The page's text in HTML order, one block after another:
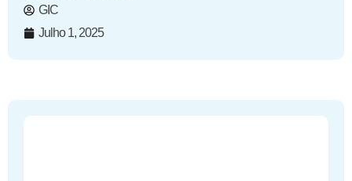
GIC
Julho 1, 2025